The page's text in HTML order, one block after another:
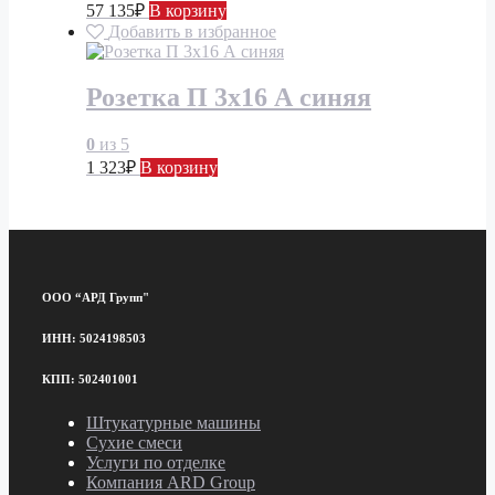
57 135₽ В корзину
Добавить в избранное
Розетка П 3х16 А синяя
0 из 5
1 323₽ В корзину
ООО “АРД Групп"
ИНН: 5024198503
КПП: 502401001
Штукатурные машины
Сухие смеси
Услуги по отделке
Компания ARD Group